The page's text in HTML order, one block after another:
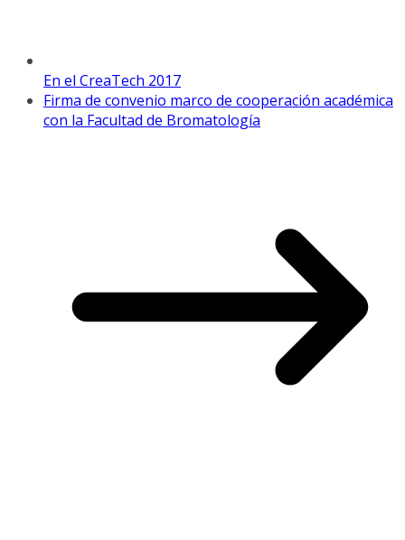
En el CreaTech 2017
Firma de convenio marco de cooperación académica
con la Facultad de Bromatología